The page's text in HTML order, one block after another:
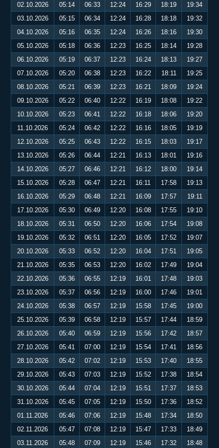
02.10.2026
05:14 06:33 12:24 16:29 18:19
19:34
03.10.2026
05:15 06:34 12:24 16:28 18:18
19:32
04.10.2026
05:16 06:35 12:24 16:26 18:16
19:30
05.10.2026
05:18 06:36 12:23 16:25 18:14
19:28
06.10.2026
05:19 06:37 12:23 16:24 18:13
19:27
07.10.2026
05:20 06:38 12:23 16:22 18:11
19:25
08.10.2026
05:21 06:39 12:23 16:21 18:09
19:24
09.10.2026
05:22 06:40 12:22 16:19 18:08
19:22
10.10.2026
05:23 06:41 12:22 16:18 18:06
19:20
11.10.2026
05:24 06:42 12:22 16:16 18:05
19:19
12.10.2026
05:25 06:43 12:22 16:15 18:03
19:17
13.10.2026
05:26 06:44 12:21 16:13 18:01
19:16
14.10.2026
05:27 06:46 12:21 16:12 18:00
19:14
15.10.2026
05:28 06:47 12:21 16:11 17:58
19:13
16.10.2026
05:29 06:48 12:21 16:09 17:57
19:11
17.10.2026
05:30 06:49 12:20 16:08 17:55
19:10
18.10.2026
05:31 06:50 12:20 16:06 17:54
19:08
19.10.2026
05:32 06:51 12:20 16:05 17:52
19:07
20.10.2026
05:33 06:52 12:20 16:04 17:51
19:05
21.10.2026
05:35 06:53 12:20 16:02 17:49
19:04
22.10.2026
05:36 06:55 12:19 16:01 17:48
19:03
23.10.2026
05:37 06:56 12:19 16:00 17:46
19:01
24.10.2026
05:38 06:57 12:19 15:58 17:45
19:00
25.10.2026
05:39 06:58 12:19 15:57 17:44
18:59
26.10.2026
05:40 06:59 12:19 15:56 17:42
18:57
27.10.2026
05:41 07:00 12:19 15:54 17:41
18:56
28.10.2026
05:42 07:02 12:19 15:53 17:40
18:55
29.10.2026
05:43 07:03 12:19 15:52 17:38
18:54
30.10.2026
05:44 07:04 12:19 15:51 17:37
18:53
31.10.2026
05:45 07:05 12:19 15:50 17:36
18:52
01.11.2026
05:46 07:06 12:19 15:48 17:34
18:50
02.11.2026
05:47 07:08 12:19 15:47 17:33
18:49
03.11.2026
05:48 07:09 12:19 15:46 17:32 18:48